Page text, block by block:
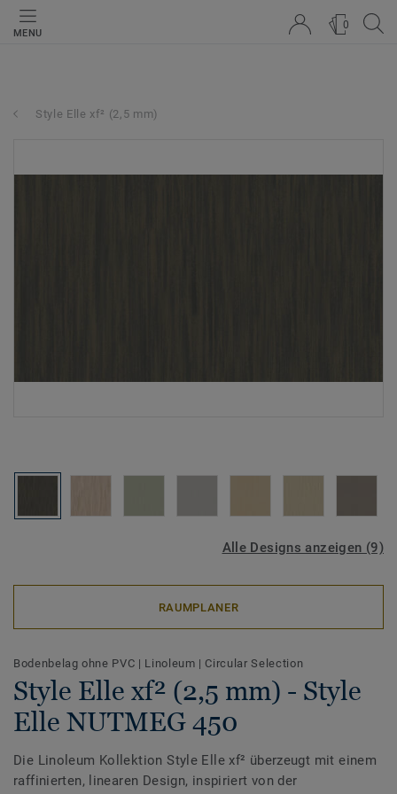
MENU
0
Style Elle xf² (2,5 mm)
Alle Designs anzeigen (9)
RAUMPLANER
Bodenbelag ohne PVC | Linoleum | Circular Selection
Style Elle xf² (2,5 mm) - Style
Elle NUTMEG 450
Die Linoleum Kollektion Style Elle xf² überzeugt mit einem
raffinierten, linearen Design, inspiriert von der